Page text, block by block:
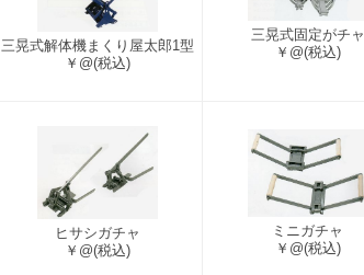
三晃式解体機まくり屋太郎1型
￥@(税込)
三晃式固定がチャ
￥@(税込)
ヒサシガチャ
￥@(税込)
ミニガチャ
￥@(税込)